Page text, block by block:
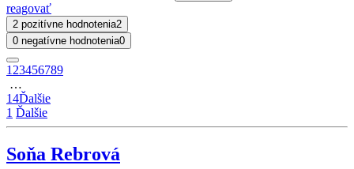
reagovať
2 pozitívne hodnotenia2
0 negatívne hodnotenia0
1 23456789
…
14Ďalšie
1 Ďalšie
Soňa Rebrová